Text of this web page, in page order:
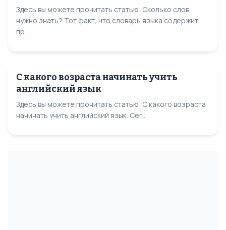
Здесь вы можете прочитать статью: Сколько слов
нужно знать? Тот факт, что словарь языка содержит
пр...
С какого возраста начинать учить
английский язык
Здесь вы можете прочитать статью: С какого возраста
начинать учить английский язык. Сег...